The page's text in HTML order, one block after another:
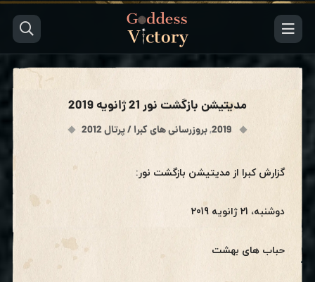
مدیتیشن بازگشت نور 21 ژانویه 2019
2019
,بروزرسانی های کبرا / پرتال 2012
گزارش کبرا از مدیتیشن بازگشت نور:
دوشنبه، 21 ژانویه 2019
حباب های بهشت